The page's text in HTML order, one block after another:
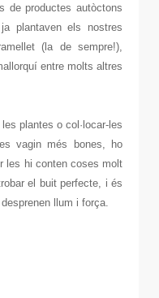
de productes autòctons
plantaven els nostres
(la de sempre!),
entre molts altres
plantes o col·locar-les
vagin més bones, ho
les hi conten coses molt
el buit perfecte, i és
llum i força.